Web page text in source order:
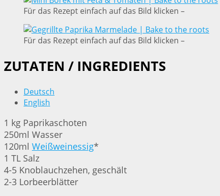
Für das Rezept einfach auf das Bild klicken –
Für das Rezept einfach auf das Bild klicken –
ZUTATEN / INGREDIENTS
Deutsch
English
1 kg Paprikaschoten
250ml Wasser
120ml Weißweinessig*
1 TL Salz
4-5 Knoblauchzehen, geschält
2-3 Lorbeerblätter